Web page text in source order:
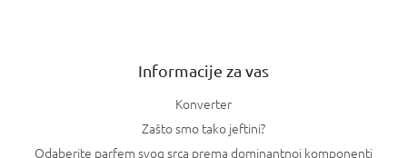
Informacije za vas
Konverter
Zašto smo tako jeftini?
Odaberite parfem svog srca prema dominantnoj komponenti